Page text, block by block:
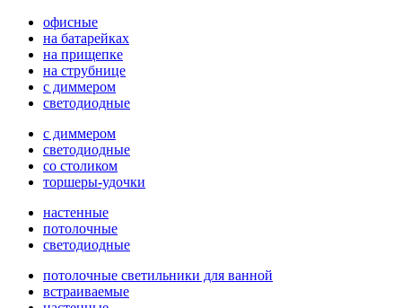
офисные
на батарейках
на прищепке
на струбнице
с диммером
светодиодные
с диммером
светодиодные
со столиком
торшеры-удочки
настенные
потолочные
светодиодные
потолочные светильники для ванной
встраиваемые